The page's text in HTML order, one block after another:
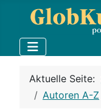
Aktuelle Seite:
Autoren A-Z